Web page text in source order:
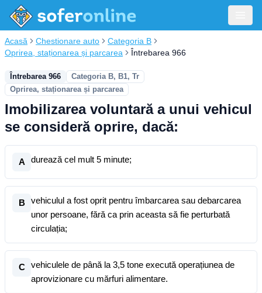
Acasă Chestionare auto
Categoria B
Oprirea, staționarea și parcarea
Întrebarea 966
Întrebarea 966
Categoria B, B1, Tr
Oprirea, staționarea și parcarea
Imobilizarea voluntară a unui vehicul
se consideră oprire, dacă:
A durează cel mult 5 minute;
B
vehiculul a fost oprit pentru îmbarcarea sau debarcarea
unor persoane, fără ca prin aceasta să fie perturbată
circulația;
C
vehiculele de până la 3,5 tone execută operațiunea de
aprovizionare cu mărfuri alimentare.